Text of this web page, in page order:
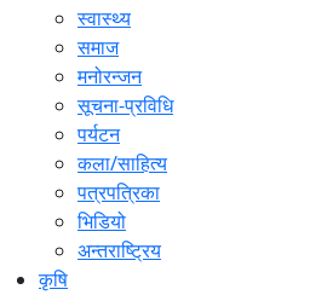
स्वास्थ्य
समाज
मनोरन्जन
सूचना-प्रविधि
पर्यटन
कला/साहित्य
पत्रपत्रिका
भिडियो
अन्तराष्ट्रिय
कृषि